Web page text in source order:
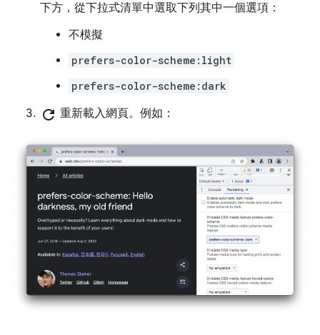
下方，從下拉式清單中選取下列其中一個選項：
不模擬
prefers-color-scheme:light
prefers-color-scheme:dark
refresh 重新載入網頁。例如：